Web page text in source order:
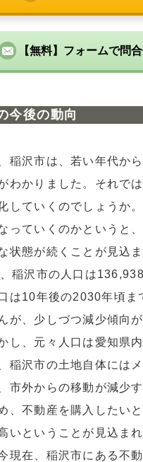
【無料】フォームで問
今後の動向
稲沢市は、若い年代か
わかりました。それで
していくのでしょうか
っていくのかというと
状態が続くことが見込
稲沢市の人口は
は10年後の2030年頃ま
が、少しづつ減少傾向
し、元々人口は愛知県
稲沢市の土地自体には
市外からの移動が減少
、不動産を購入したい
いということが見込ま
現在、稲沢市にある不